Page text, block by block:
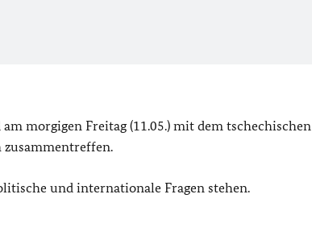
morgigen Freitag (11.05.) mit dem tschechischen
zusammentreffen.
und internationale Fragen stehen.